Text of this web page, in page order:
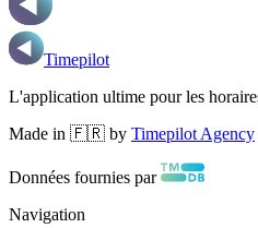
Timepilot
L'application ultime pour les
Made in 🇫🇷 by Timepilot Agency
Données fournies par
Navigation